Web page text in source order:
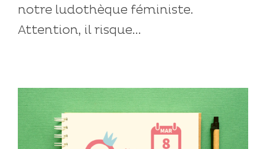
notre ludothèque féministe.
Attention, il risque...